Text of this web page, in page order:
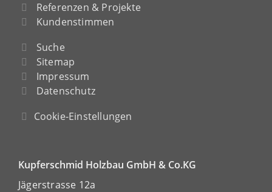
Referenzen & Projekte
Kundenstimmen
Suche
Sitemap
Impressum
Datenschutz
Cookie-Einstellungen
Kupferschmid Holzbau GmbH & Co.KG
Jägerstrasse 12a